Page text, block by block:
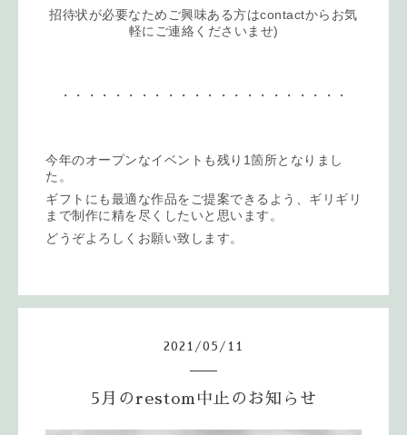
招待状が必要なためご興味ある方はcontactからお気
軽にご連絡くださいませ)
・・・・・・・・・・・・・・・・・・・・・・
今年のオープンなイベントも残り1箇所となりまし
た。
ギフトにも最適な作品をご提案できるよう、ギリギリ
まで制作に精を尽くしたいと思います。
どうぞよろしくお願い致します。
2021 /05 / 11
5月のrestom中止のお知らせ